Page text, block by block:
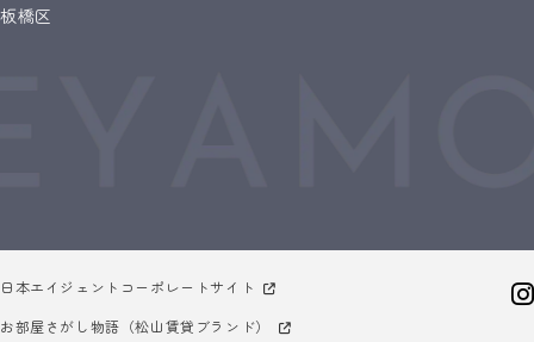
板橋区
日本エイジェントコーポレートサイト
お部屋さがし物語（松山賃貸ブランド）